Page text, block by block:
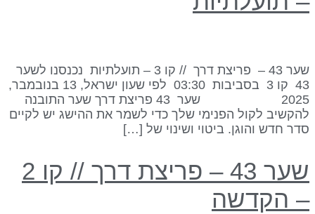
שער 43 – פריצת דרך // קו 3 – תועלתיות נכנסנו לשער
43 קו 3 בסביבות 03:30 לפי שעון ישראל, 13 בנובמבר,
2025 שער 43 פריצת דרך שער התובנה
לקול הפנימי שלך כדי לשמר את ההישג יש לקיים
חדש והוגן. ביטוי ושינוי של […]
שער 43 – פריצת דרך // קו 2
הקדשה